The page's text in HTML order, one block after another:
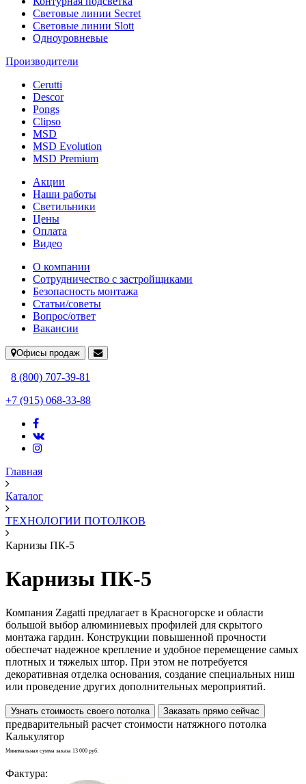
Световые линии Secret
Световые линии Slott
Одноуровневые
Производители
Cerutti
Descor
Pongs
Clipso
MSD
MSD Evolution
MSD Premium
Акции
Наши работы
Светильники
Цены
Оплата
Видео
О компании
Сотрудничество с застройщиками
Безопасность монтажа
Статьи/советы
Вопрос/ответ
Вакансии
Офисы продаж
8 (800) 707-39-81
+7 (915) 068-33-88
Главная
Каталог
ТЕХНОЛОГИИ ПОТОЛКОВ
Карнизы ПК-5
Карнизы ПК-5
Компания Zagatti предлагает в Красногорске и области
большой выбор алюминиевых профилей для скрытого
монтажа гардин. Конструкции повышенной прочности
обеспечат надежное крепление и удобное перемещение самых
плотных и тяжелых штор. При этом не потребуется
декоративная отделка основания, создание специальных ниш
или проведение других дополнительных мероприятий.
Узнать стоимость своего потолка Заказать прямо сейчас
предварительный расчет стоимости натяжного потолка
Калькулятор
Минимальная сумма заказа 13 000 руб.
Фактура: